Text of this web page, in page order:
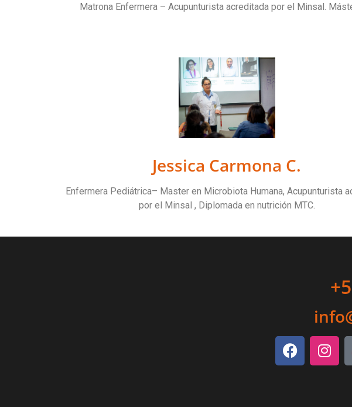
Matrona Enfermera – Acupunturista acreditada por el Minsal.
Jessica Carmona C.
Enfermera Pediátrica– Master en Microbiota Humana, Acupunturista
por el Minsal , Diplomada en nutrición MTC.